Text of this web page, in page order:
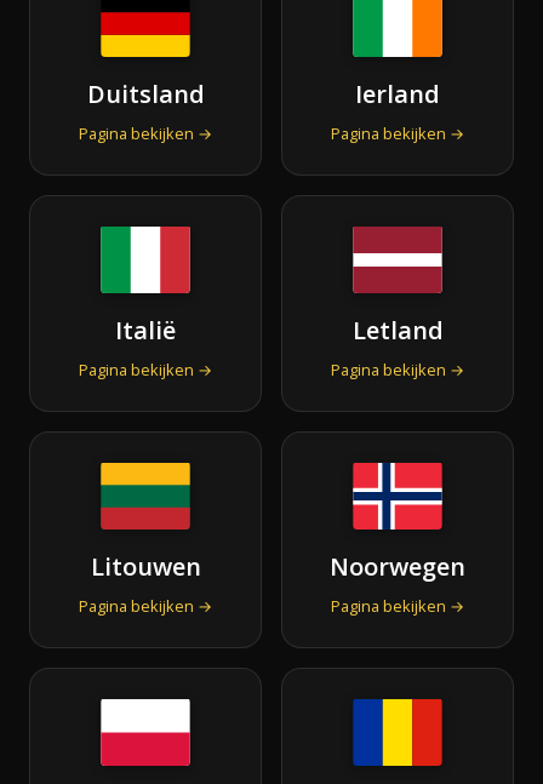
Duitsland
Pagina bekijken →
Ierland
Pagina bekijken →
Italië
Pagina bekijken →
Letland
Pagina bekijken →
Litouwen
Pagina bekijken →
Noorwegen
Pagina bekijken →